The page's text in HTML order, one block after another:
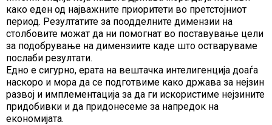
како еден од најважните приоритети во претстојниот
период. Резултатите за поодделните димензии на
столбовите можат да ни помогнат во поставување цели
за подобрување на димензиите каде што остваруваме
послаби резултати.
Едно е сигурно, ерата на вештачка интелигенција доаѓа
наскоро и мора да се подготвиме како држава за нејзин
развој и имплементација за да ги искористиме нејзините
придобивки и да придонесеме за напредок на
економијата.